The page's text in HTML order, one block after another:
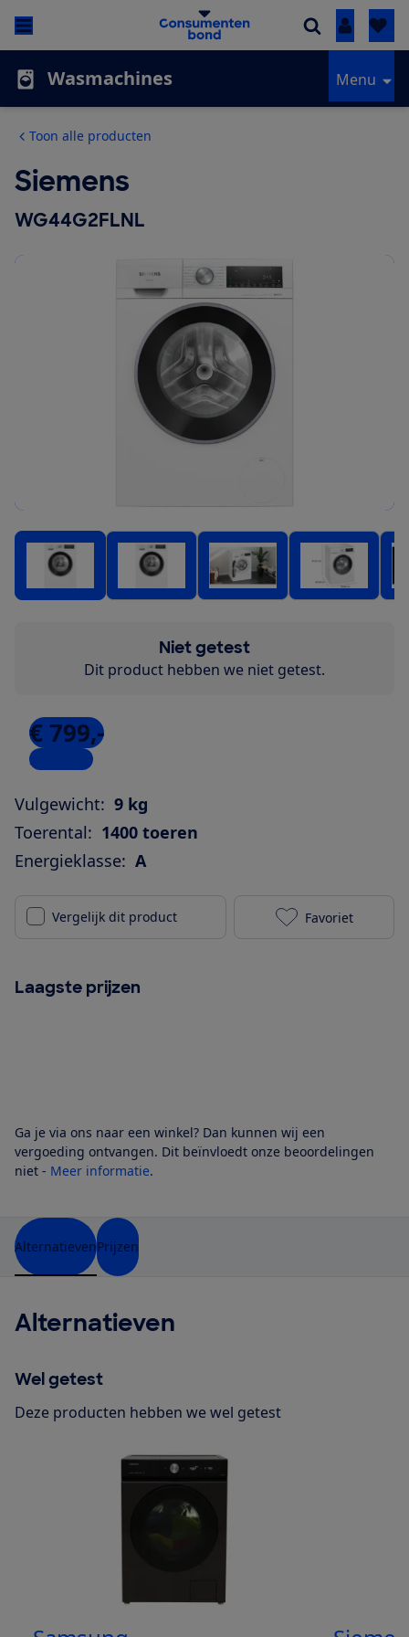
Inloggen
Wasmachines Menu
Toon alle producten
Siemens
WG44G2FLNL
Niet getest
Dit product hebben we niet getest.
€ 799,-
2 winkels
Vulgewicht: 9 kg
Toerental: 1400 toeren
Energieklasse: A
Vergelijk dit product Siemens
Favoriet
Laagste prijzen
Ga je via ons naar een winkel? Dan kunnen wij een
vergoeding ontvangen. Dit beïnvloedt onze beoordelingen
niet - Meer informatie.
AlternatievenPrijzen
Alternatieven
Wel getest
Deze producten hebben we wel getest